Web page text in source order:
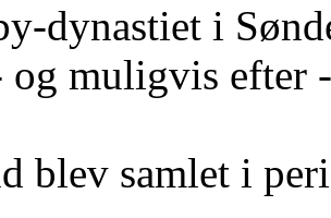
dynastiet i
muligvis efter
blev samlet i